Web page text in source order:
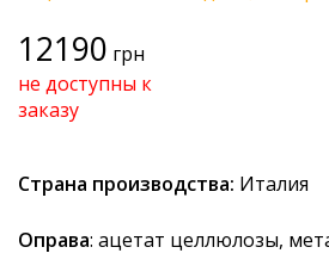
12190 грн
не доступны к
заказу
Страна производства: Италия
Оправа: ацетат целлюлозы,